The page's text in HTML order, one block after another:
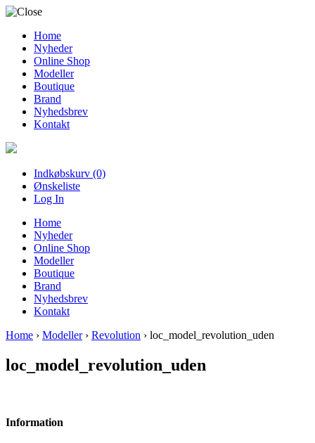
Home
Nyheder
Online Shop
Modeller
Boutique
Brand
Nyhedsbrev
Kontakt
Indkøbskurv (0)
Ønskeliste
Log In
Home
Nyheder
Online Shop
Modeller
Boutique
Brand
Nyhedsbrev
Kontakt
Home › Modeller› Revolution › loc_model_revolution_uden
loc_model_revolution_uden
Information